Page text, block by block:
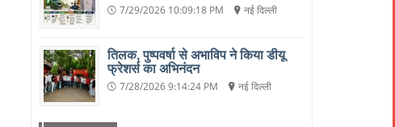
7/29/2026 10:09:18 PM
नई दिल्ली
तिलक, पुष्पवर्षा से अभाविप ने किया डीयू
फ्रेशर्स का अभिनंदन
7/28/2026 9:14:24 PM
नई दिल्ली